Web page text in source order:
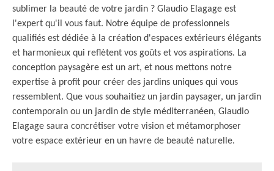
sublimer la beauté de votre jardin ? Glaudio Elagage est
l'expert qu'il vous faut. Notre équipe de professionnels
qualifiés est dédiée à la création d'espaces extérieurs élégants
et harmonieux qui reflètent vos goûts et vos aspirations. La
conception paysagère est un art, et nous mettons notre
expertise à profit pour créer des jardins uniques qui vous
ressemblent. Que vous souhaitiez un jardin paysager, un jardin
contemporain ou un jardin de style méditerranéen, Glaudio
Elagage saura concrétiser votre vision et métamorphoser
votre espace extérieur en un havre de beauté naturelle.